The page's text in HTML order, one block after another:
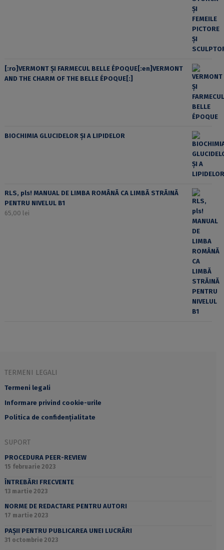
[:ro]VERMONT ȘI FARMECUL BELLE ÉPOQUE[:en]VERMONT
AND THE CHARM OF THE BELLE ÉPOQUE[:]
BIOCHIMIA GLUCIDELOR ȘI A LIPIDELOR
RLS, pls! MANUAL DE LIMBA ROMÂNĂ CA LIMBĂ STRĂINĂ
PENTRU NIVELUL B1
65,00 lei
TERMENI LEGALI
Termeni legali
Informare privind cookie-urile
Politica de confidențialitate
SUPORT
PROCEDURA PEER-REVIEW
15 februarie 2023
ÎNTREBĂRI FRECVENTE
13 martie 2023
NORME DE REDACTARE PENTRU AUTORI
17 martie 2023
PAȘII PENTRU PUBLICAREA UNEI LUCRĂRI
31 octombrie 2023